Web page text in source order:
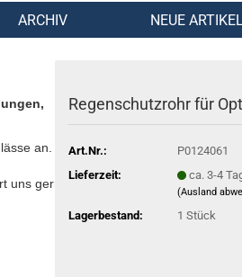
ARCHIV NEUE
an.
uns gern:
Regenschutzrohr für
Art.Nr.:
P0124061
Lieferzeit:
ca. 3-4
(Ausland
Lagerbestand: 1Stück